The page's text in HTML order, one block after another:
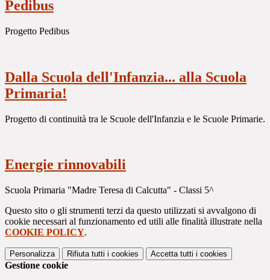
Pedibus
Progetto Pedibus
Dalla Scuola dell'Infanzia... alla Scuola
Primaria!
Progetto di continuità tra le Scuole dell'Infanzia e le Scuole Primarie.
Energie rinnovabili
Scuola Primaria "Madre Teresa di Calcutta" - Classi 5^
Questo sito o gli strumenti terzi da questo utilizzati si avvalgono di
cookie necessari al funzionamento ed utili alle finalità illustrate nella
COOKIE POLICY.
Personalizza Rifiuta tutti i cookies Accetta tutti i cookies
Gestione cookie